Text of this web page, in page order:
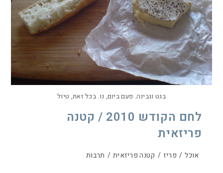
בגט וגבינה. פעם ביום, נו. בכל זאת, טיול
לחם הקודש 2010 / קטנה
פריזאית
אוכל / פריז / קטנה פריזאית / תרבות